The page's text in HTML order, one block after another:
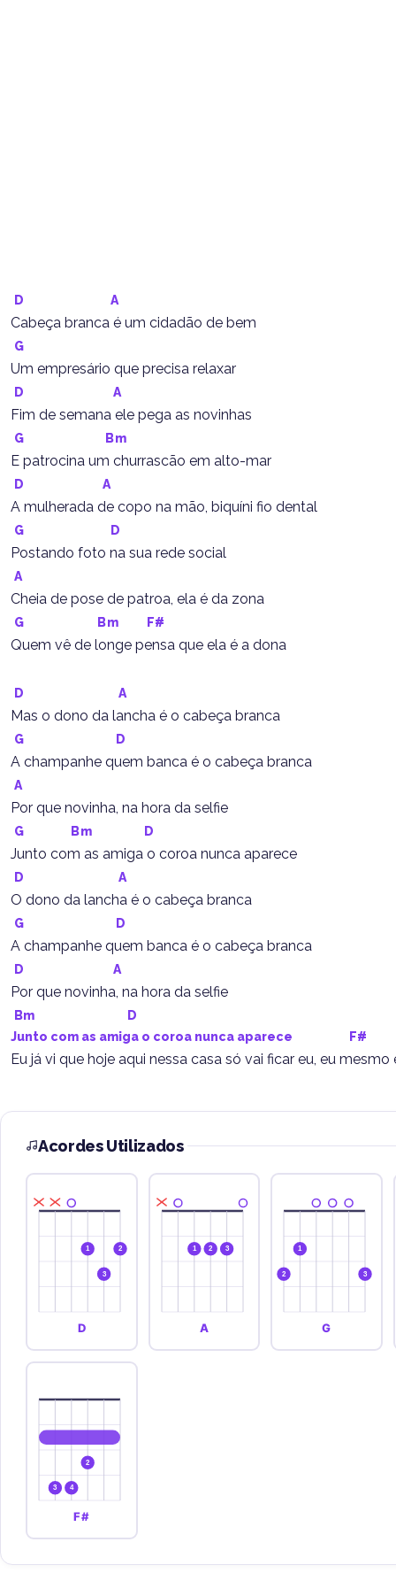
D A
Cabeça branca é um cidadão de bem
G
Um empresário que precisa relaxar
D A
Fim de semana ele pega as novinhas
G Bm
E patrocina um churrascão em alto-mar
D A
A mulherada de copo na mão, biquíni fio dental
G D
Postando foto na sua rede social
A
Cheia de pose de patroa, ela é da zona
G Bm F#
Quem vê de longe pensa que ela é a dona
D A
Mas o dono da lancha é o cabeça branca
G D
A champanhe quem banca é o cabeça branca
A
Por que novinha, na hora da selfie
G Bm D
Junto com as amiga o coroa nunca aparece
D A
O dono da lancha é o cabeça branca
G D
A champanhe quem banca é o cabeça branca
D A
Por que novinha, na hora da selfie
Bm
D
Junto com as amiga o coroa nunca aparece
F#
Eu já vi que hoje aqui nessa casa só vai ficar eu, eu
Acordes Utilizados
1
3
2
D
1 2 3
A
2
1
3
G
3 4
2
F#